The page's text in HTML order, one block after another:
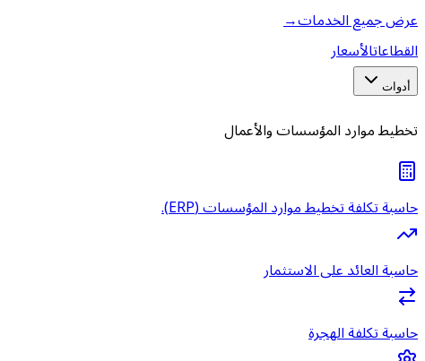
عرض جميع الخدمات→
القطاعاتالأسعار
أدوات
تخطيط موارد المؤسسات والأعمال
حاسبة تكلفة تخطيط موارد المؤسسات (ERP).
حاسبة العائد على الاستثمار
حاسبة تكلفة الهجرة